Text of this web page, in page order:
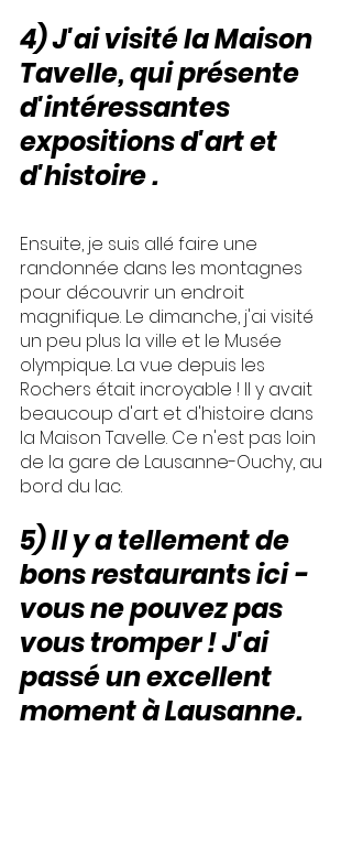
4) J'ai visité la Maison
Tavelle, qui présente
d'intéressantes
expositions d'art et
d'histoire .
Ensuite, je suis allé faire une
randonnée dans les montagnes
pour découvrir un endroit
magnifique. Le dimanche, j'ai visité
un peu plus la ville et le Musée
olympique. La vue depuis les
Rochers était incroyable ! Il y avait
beaucoup d'art et d'histoire dans
la Maison Tavelle. Ce n'est pas loin
de la gare de Lausanne-Ouchy, au
bord du lac.
5) Il y a tellement de
bons restaurants ici -
vous ne pouvez pas
vous tromper ! J'ai
passé un excellent
moment à Lausanne.